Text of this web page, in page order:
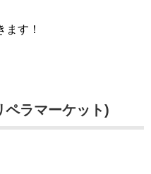
ます！
ラマーケット)